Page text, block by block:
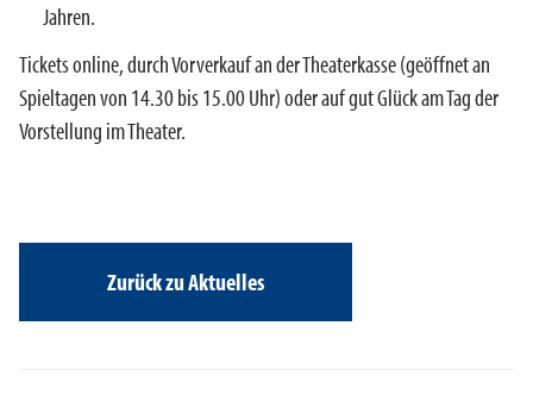
Jahren.
Tickets online, durch Vorverkauf an der Theaterkasse (geöffnet an
Spieltagen von 14.30 bis 15.00 Uhr) oder auf gut Glück am Tag der
Vorstellung im Theater.
Zurück zu Aktuelles